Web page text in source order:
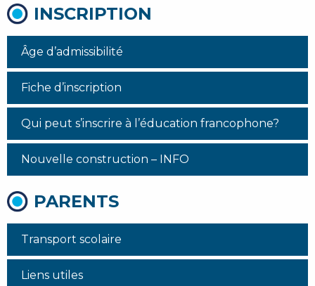
INSCRIPTION
Âge d’admissibilité
Fiche d’inscription
Qui peut s’inscrire à l’éducation francophone?
Nouvelle construction – INFO
PARENTS
Transport scolaire
Liens utiles